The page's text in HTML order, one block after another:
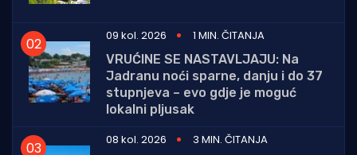
09 kol. 2026
1 MIN. ČITANJA
VRUĆINE SE NASTAVLJAJU: Na
Jadranu noći sparne, danju i do 37
stupnjeva – evo gdje je moguć
lokalni pljusak
08 kol. 2026
3 MIN. ČITANJA